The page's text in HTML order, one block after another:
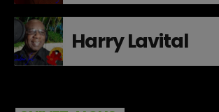
Harry Lavital